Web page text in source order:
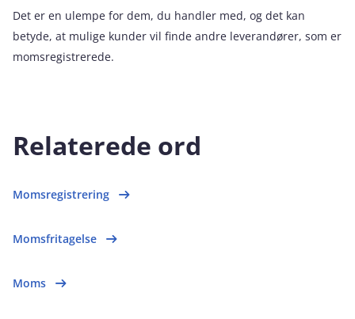
Det er en ulempe for dem, du handler med, og det kan
betyde, at mulige kunder vil finde andre leverandører, som er
momsregistrerede.
Relaterede ord
Momsregistrering
Momsfritagelse
Moms